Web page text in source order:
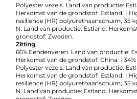
Polyester vezels. Land van productie:
Herkomst van de grondstof: Estland. |
resilience (HR) polyurethaanschuim, 35
N. Land van productie: Estland.
grondstof: Zweden.
Zitting
66% Eendenveren. Land van productie:
Herkomst van de grondstof: China. | 34%
Polyester vezels. Land van productie:
Herkomst van de grondstof: Estland. |
resilience (HR) polyurethaanschuim, 35
N. Land van productie: Estland.